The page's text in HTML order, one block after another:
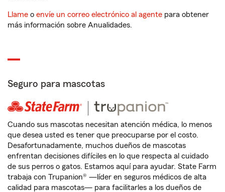
Llame o envíe un correo electrónico al agente para obtener
más información sobre Anualidades.
Seguro para mascotas
Cuando sus mascotas necesitan atención médica, lo menos
que desea usted es tener que preocuparse por el costo.
Desafortunadamente, muchos dueños de mascotas
enfrentan decisiones difíciles en lo que respecta al cuidado
de sus perros o gatos. Estamos aquí para ayudar. State Farm
trabaja con Trupanion® —líder en seguros médicos de alta
calidad para mascotas— para facilitarles a los dueños de